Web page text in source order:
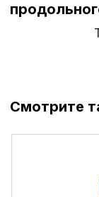
Смотрите